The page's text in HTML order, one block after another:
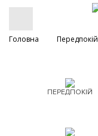
Головна Передпокій
ПЕРЕДПОКІЙ